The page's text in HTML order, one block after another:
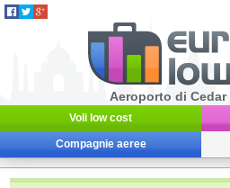
Aeroporto di Cedar
Voli low cost
Compagnie aeree